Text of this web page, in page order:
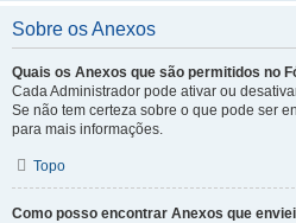
Sobre os Anexos
Quais os Anexos que são permitidos no
Cada Administrador pode ativar ou
Se não tem certeza sobre o que pode ser
para mais informações.
Topo
Como posso encontrar Anexos que